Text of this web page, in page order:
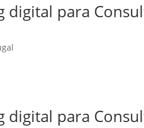
digital para
digital para